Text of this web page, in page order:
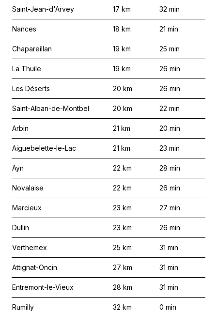
Saint-Jean-d'Arvey 17 km 32 min
Nances 18 km 21 min
Chapareillan 19 km 25 min
La Thuile 19 km 26 min
Les Déserts 20 km 26 min
Saint-Alban-de-Montbel 20 km 22 min
Arbin 21 km 20 min
Aiguebelette-le-Lac 21 km 23 min
Ayn 22 km 28 min
Novalaise 22 km 26 min
Marcieux 23 km 27 min
Dullin 23 km 26 min
Verthemex 25 km 31 min
Attignat-Oncin 27 km 31 min
Entremont-le-Vieux 28 km 31 min
Rumilly 32 km 0 min